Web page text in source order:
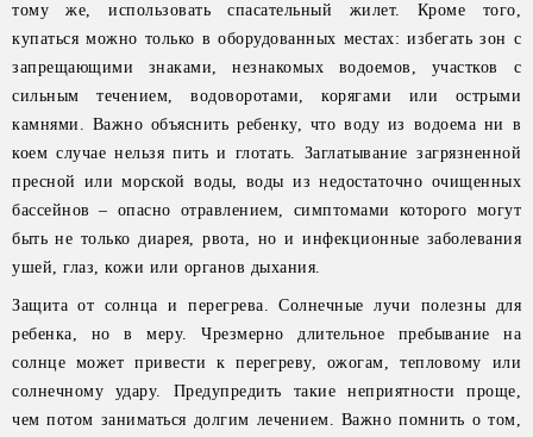
тому же, использовать спасательный жилет. Кроме того,
купаться можно только в оборудованных местах: избегать зон с
запрещающими знаками, незнакомых водоемов, участков с
сильным течением, водоворотами, корягами или острыми
камнями. Важно объяснить ребенку, что воду из водоема ни в
коем случае нельзя пить и глотать. Заглатывание загрязненной
пресной или морской воды, воды из недостаточно очищенных
бассейнов – опасно отравлением, симптомами которого могут
быть не только диарея, рвота, но и инфекционные заболевания
ушей, глаз, кожи или органов дыхания.
Защита от солнца и перегрева. Солнечные лучи полезны для
ребенка, но в меру. Чрезмерно длительное пребывание на
солнце может привести к перегреву, ожогам, тепловому или
солнечному удару. Предупредить такие неприятности проще,
чем потом заниматься долгим лечением. Важно помнить о том,